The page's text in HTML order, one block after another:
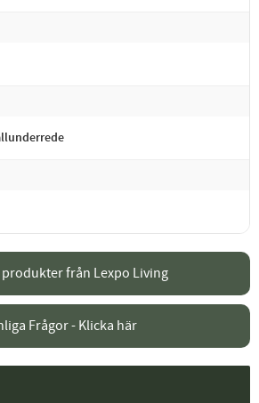
produkter från Lexpo Living
Frågor - Klicka här